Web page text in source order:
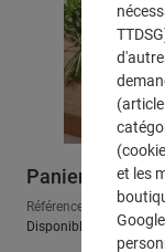
Panier à
Référence : 507212
Disponible, délai de
et les